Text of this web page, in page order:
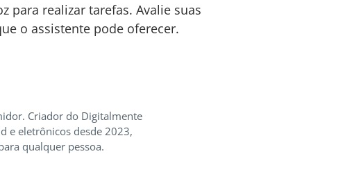
para realizar tarefas. Avalie suas
o assistente pode oferecer.
Criador do Digitalmente
e eletrônicos desde 2023,
qualquer pessoa.